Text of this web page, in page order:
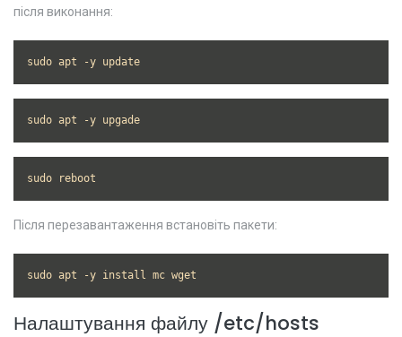
після виконання:
sudo apt -y update
sudo apt -y upgade
sudo reboot
Після перезавантаження встановіть пакети:
sudo apt -y install mc wget
Налаштування файлу /etc/hosts